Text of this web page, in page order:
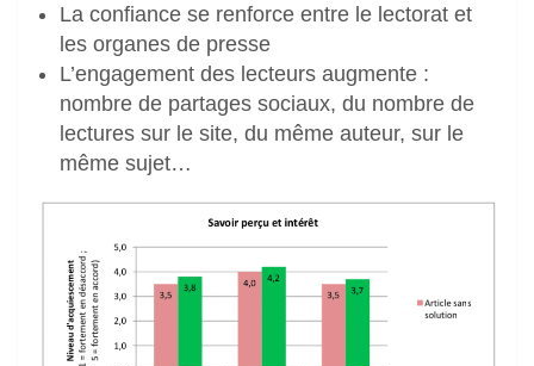
La confiance se renforce entre le lectorat et
les organes de presse
L’engagement des lecteurs augmente :
nombre de partages sociaux, du nombre de
lectures sur le site, du même auteur, sur le
même sujet…